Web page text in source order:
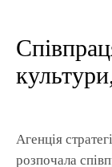
Агенція
розпочала